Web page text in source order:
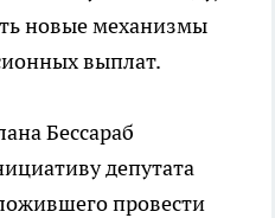
новые механизмы
выплат.
Бессараб
депутата
провести